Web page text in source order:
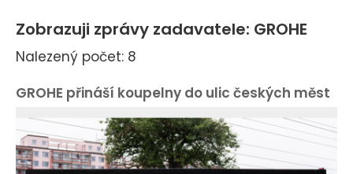
Zobrazuji zprávy zadavatele: GROHE
Nalezený počet: 8
GROHE přináší koupelny do ulic českých měst